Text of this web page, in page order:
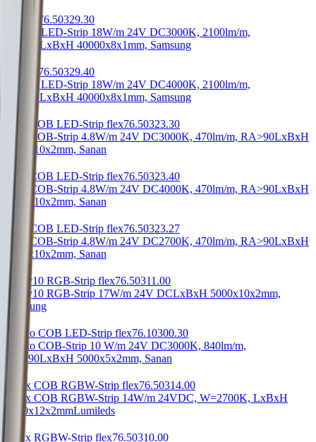
Intenso
76.50329.30
Intenso LED-Strip 18W/m 24V DC3000K, 2100lm/m,
RA>90
LxBxH 40000x8x1mm, Samsung
Intenso
76.50329.40
Intenso LED-Strip 18W/m 24V DC4000K, 2100lm/m,
RA>90LxBxH 40000x8x1mm, Samsung
Low COB LED-Strip flex76.50323.30
Low COB-Strip 4.8W/m 24V DC3000K, 470lm/m, RA>90LxBxH
5000x10x2mm, Sanan
Low COB LED-Strip flex76.50323.40
Low COB-Strip 4.8W/m 24V DC4000K, 470lm/m, RA>90LxBxH
5000x10x2mm, Sanan
Low COB LED-Strip flex76.50323.27
Low COB-Strip 4.8W/m 24V DC2700K, 470lm/m, RA>90LxBxH
5000x10x2mm, Sanan
Lumy10 RGB-Strip flex76.50311.00
Lumy10 RGB-Strip 17W/m 24V DCLxBxH 5000x10x2mm,
Samsung
Minito COB LED-Strip flex76.10300.30
Minito COB-Strip 10 W/m 24V DC3000K, 840lm/m,
RA>90LxBxH 5000x5x2mm, Sanan
Onyx COB RGBW-Strip flex76.50314.00
Onyx COB RGBW-Strip 14W/m 24VDC, W=2700K, LxBxH
5000x12x2mmLumileds
Onyx RGBW-Strip flex76.50310.00